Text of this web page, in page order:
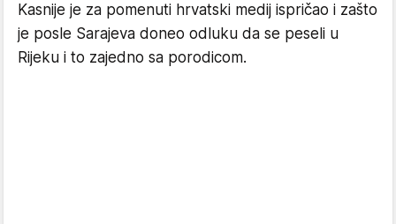
Kasnije je za pomenuti hrvatski medij ispričao i zašto
je posle Sarajeva doneo odluku da se peseli u
Rijeku i to zajedno sa porodicom.